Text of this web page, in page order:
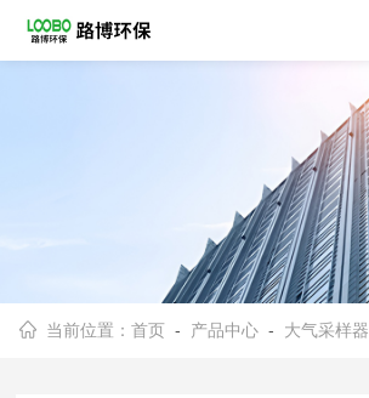
当前位置：首页 - 产品中心 - 大气采样器